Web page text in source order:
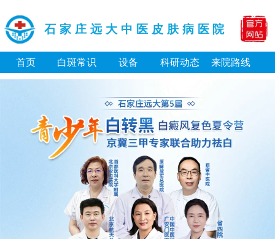
石家庄远大中医皮肤病医院
首页 白斑常识 设备 科研动态 来院路线